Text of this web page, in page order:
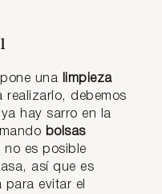
una
limpieza
realizarlo, debemos
hay sarro en la
bolsas
no es posible
así que es
para evitar el